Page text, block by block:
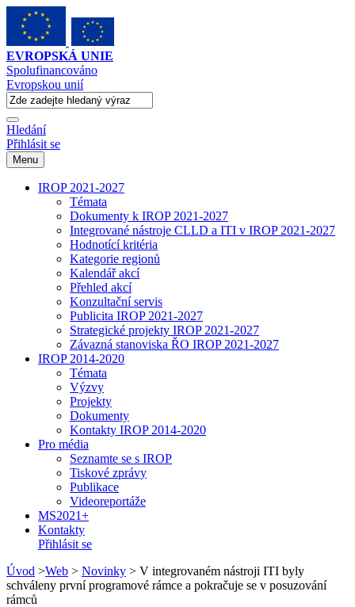
EVROPSKÁ UNIE
Spolufinancováno
Evropskou unií
Hledání
Přihlásit se
Menu
IROP 2021-2027
Témata
Dokumenty k IROP 2021-2027
Integrované nástroje CLLD a ITI v IROP 2021-2027
Hodnotící kritéria
Kategorie regionů
Kalendář akcí
Přehled akcí
Konzultační servis
Publicita IROP 2021-2027
Strategické projekty IROP 2021-2027
Závazná stanoviska ŘO IROP 2021-2027
IROP 2014-2020
Témata
Výzvy
Projekty
Dokumenty
Kontakty IROP 2014-2020
Pro média
Seznamte se s IROP
Tiskové zprávy
Publikace
Videoreportáže
MS2021+
Kontakty
Přihlásit se
Úvod >Web > Novinky > V integrovaném nástroji ITI byly
schváleny první programové rámce a pokračuje se v posuzování
rámců